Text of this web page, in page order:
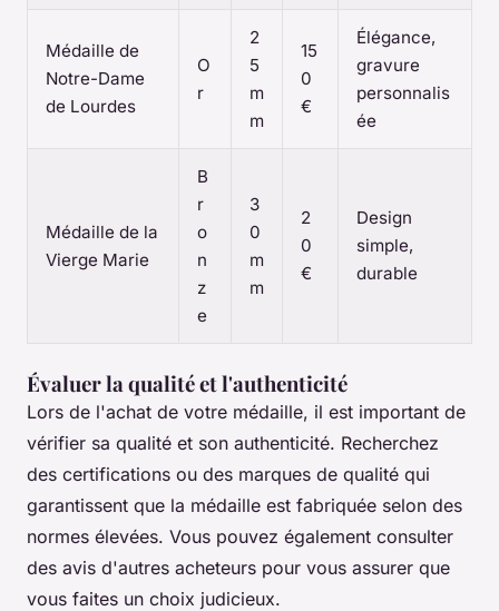
Médaille de
Notre-Dame
de Lourdes
O
r
2
5
m
m
15
0
€
Élégance,
gravure
personnalis
ée
Médaille de la
Vierge Marie
B
r
o
n
z
e
3
0
m
m
2
0
€
Design
simple,
durable
Évaluer la qualité et l'authenticité
Lors de l'achat de votre médaille, il est important de
vérifier sa qualité et son authenticité. Recherchez
des certifications ou des marques de qualité qui
garantissent que la médaille est fabriquée selon des
normes élevées. Vous pouvez également consulter
des avis d'autres acheteurs pour vous assurer que
vous faites un choix judicieux.